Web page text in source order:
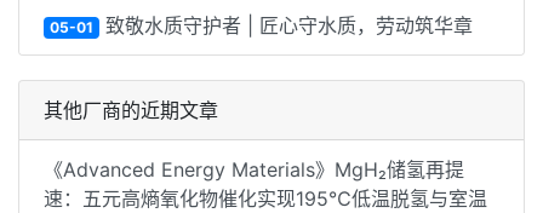
05-01 致敬水质守护者 | 匠心守水质，劳动筑华章
其他厂商的近期文章
《Advanced Energy Materials》MgH₂储氢再提
速：五元高熵氧化物催化实现195℃低温脱氢与室温